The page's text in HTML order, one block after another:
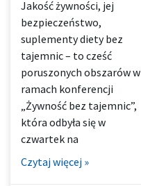
Jakość żywności, jej
bezpieczeństwo,
suplementy diety bez
tajemnic – to cześć
poruszonych obszarów w
ramach konferencji
„Żywność bez tajemnic”,
która odbyła się w
czwartek na
Czytaj więcej »